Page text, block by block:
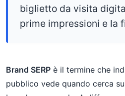
biglietto da visita
prime impressioni e la
Brand SERP è il termine che
pubblico vede quando cerca